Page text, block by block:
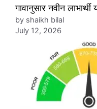
गावानुसार नवीन लाभार्थी
by shaikh bilal
July 12, 2026